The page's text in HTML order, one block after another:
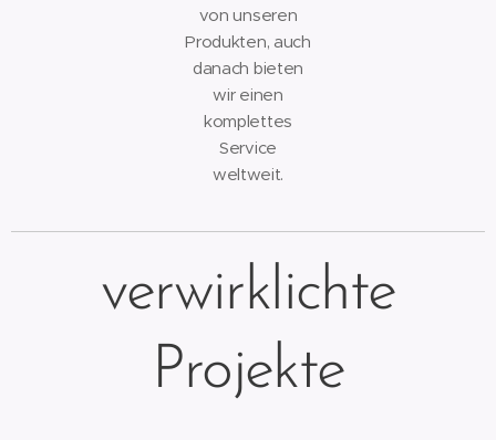
von unseren
Produkten, auch
danach bieten
wir einen
komplettes
Service
weltweit.
verwirklichte
Projekte